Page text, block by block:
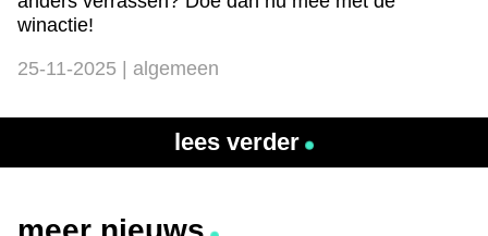
winactie!
25-11-2025 | algemeen
lees verder